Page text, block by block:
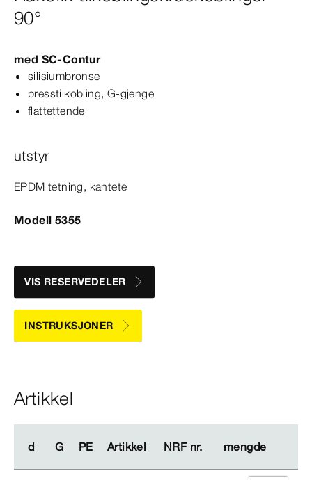
90°
med SC‑Contur
silisiumbronse
presstilkobling, G-​gjenge
flattettende
utstyr
EPDM tetning, kantete
Modell 5355
VIS RESERVEDELER
INSTRUKSJONER
Artikkel
d G PE Artikkel NRF nr. mengde
d G PE Artikkel NRF nr. mengde